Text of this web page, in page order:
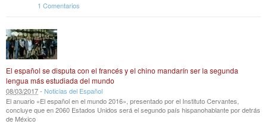
1 Comentarios
El español se disputa con el francés y el chino mandarín ser la segunda
lengua más estudiada del mundo
08/03/2017- Noticias del Español
El anuario «El español en el mundo 2016», presentado por el Instituto Cervantes,
concluye que en 2060 Estados Unidos será el segundo país hispanohablante por detrás
de México